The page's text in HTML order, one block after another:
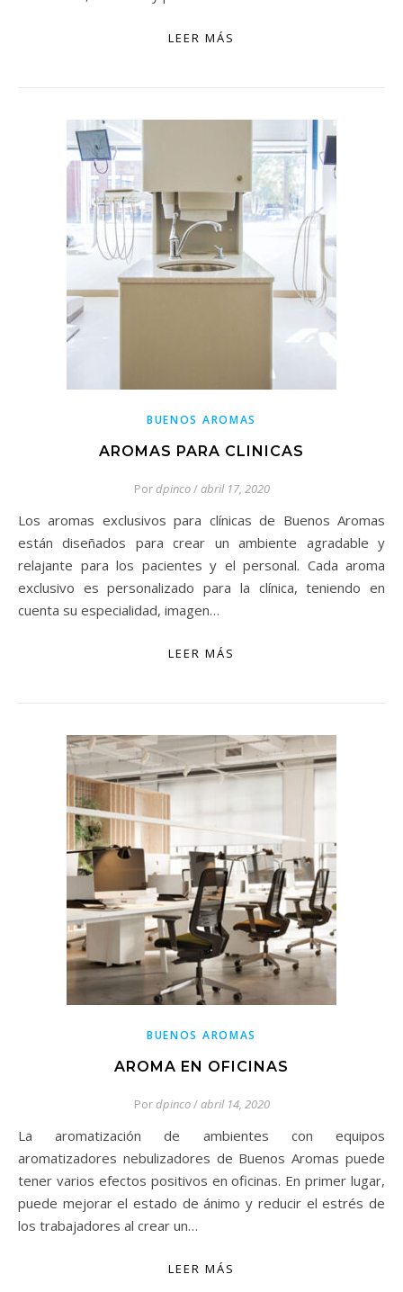
LEER MÁS
BUENOS AROMAS
AROMAS PARA CLINICAS
Pordpinco/abril 17, 2020
Los aromas exclusivos para clínicas de Buenos Aromas
están diseñados para crear un ambiente agradable y
relajante para los pacientes y el personal. Cada aroma
exclusivo es personalizado para la clínica, teniendo en
cuenta su especialidad, imagen…
LEER MÁS
BUENOS AROMAS
AROMA EN OFICINAS
Pordpinco/abril 14, 2020
La aromatización de ambientes con equipos
aromatizadores nebulizadores de Buenos Aromas puede
tener varios efectos positivos en oficinas. En primer lugar,
puede mejorar el estado de ánimo y reducir el estrés de
los trabajadores al crear un…
LEER MÁS